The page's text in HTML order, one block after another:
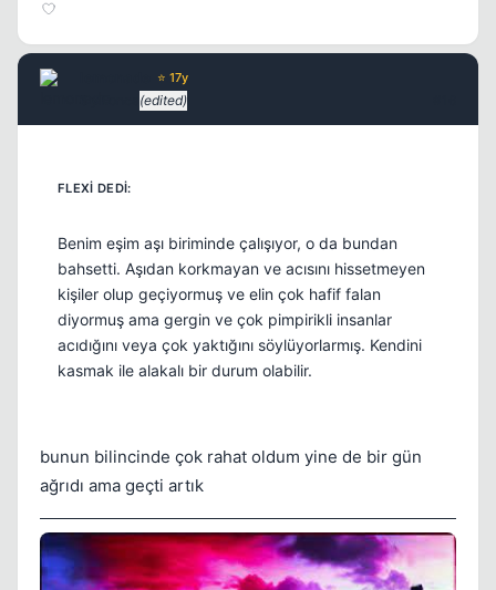
⭐ 17y
(edited)
Benim eşim aşı biriminde çalışıyor, o da bundan
bahsetti. Aşıdan korkmayan ve acısını hissetmeyen
kişiler olup geçiyormuş ve elin çok hafif falan
diyormuş ama gergin ve çok pimpirikli insanlar
acıdığını veya çok yaktığını söylüyorlarmış. Kendini
kasmak ile alakalı bir durum olabilir.
bunun bilincinde çok rahat oldum yine de bir gün
ağrıdı ama geçti artık